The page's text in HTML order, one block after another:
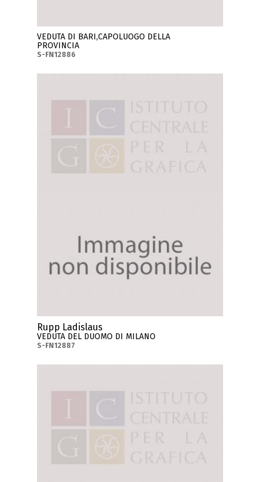
VEDUTA DI BARI,CAPOLUOGO DELLA
PROVINCIA
S-FN12886
Rupp Ladislaus
VEDUTA DEL DUOMO DI MILANO
S-FN12887